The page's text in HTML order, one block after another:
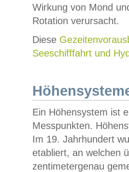
Wirkung von Mond
Rotation verursacht.
Diese
Seeschifffahrt und
Ein Höhensystem ist
Messpunkten.
Im 19. Jahrhundert
etabliert, an welchen
zentimetergenau